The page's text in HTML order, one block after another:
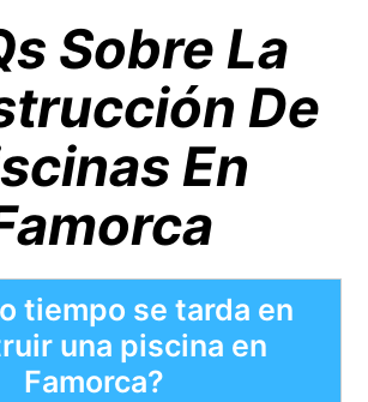
Sobre La
De
En
tiempo se tarda en
una piscina en
Famorca?